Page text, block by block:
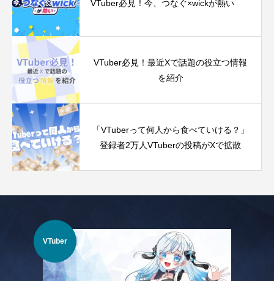
VTuber必見！今、つなぐ‪×‬wickが熱い
VTuber必見！最近Xで話題の役立つ情報
を紹介
「VTuberって何人から食べていける？」
登録者2万人VTuberの投稿がXで拡散